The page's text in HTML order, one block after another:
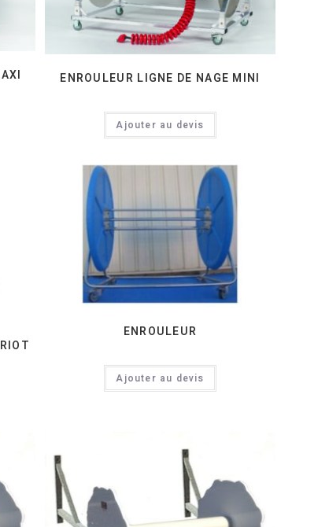
ENROULEUR LIGNE DE NAGE MINI
Ajouter au devis
ENROULEUR
Ajouter au devis